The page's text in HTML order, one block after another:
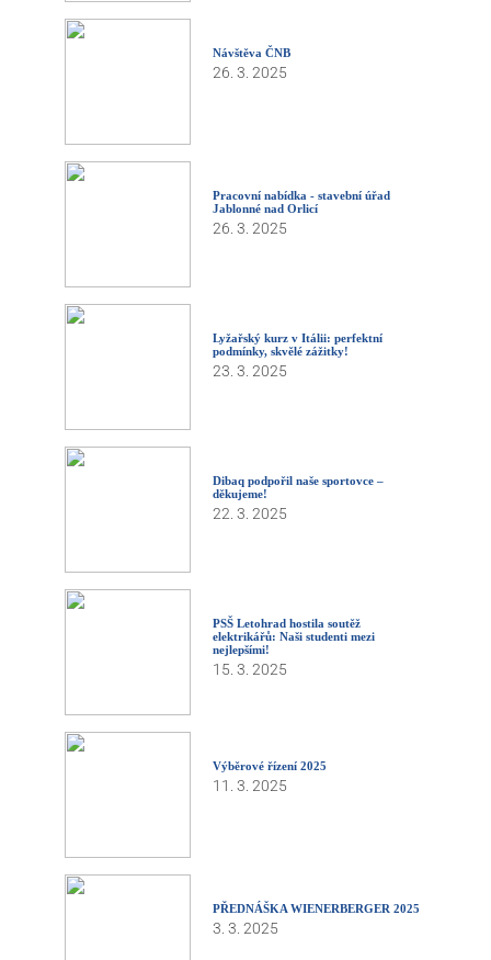
Návštěva ČNB
26. 3. 2025
Pracovní nabídka - stavební úřad
Jablonné nad Orlicí
26. 3. 2025
Lyžařský kurz v Itálii: perfektní
podmínky, skvělé zážitky!
23. 3. 2025
Dibaq podpořil naše sportovce –
děkujeme!
22. 3. 2025
PSŠ Letohrad hostila soutěž
elektrikářů: Naši studenti mezi
nejlepšími!
15. 3. 2025
Výběrové řízení 2025
11. 3. 2025
PŘEDNÁŠKA WIENERBERGER 2025
3. 3. 2025